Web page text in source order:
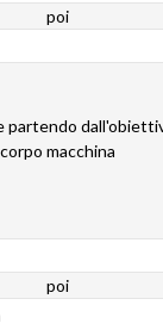
poi
partendo
corpo macchina
poi